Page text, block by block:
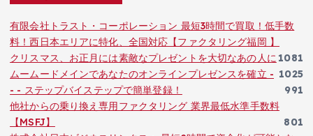
有限会社トラスト・コーポレーション 最短3時間で買取！低手数
料！西日本エリアに特化、全国対応【ファクタリング福岡 】
1081
クリスマス、お正月には素敵なプレゼントを大切なあの人に
1025
ムームードメインであなたのオンラインプレゼンスを確立 -
- - ステップバイステップで簡単登録！
991
他社からの乗り換え専用ファクタリング 業界最低水準手数料
【MSFJ】
801